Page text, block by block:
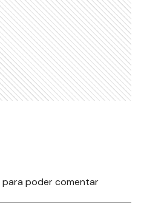
para poder comentar